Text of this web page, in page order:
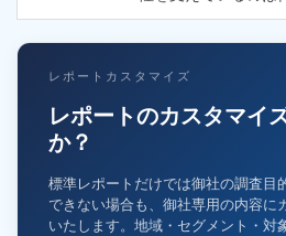
レポートカスタマイズ
レポートのカスタマイ
か？
標準レポートだけでは御社の調査目
できない場合も、御社専用の内容に
いたします。地域・セグメント・対